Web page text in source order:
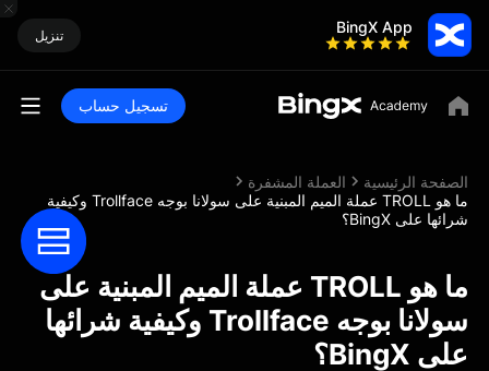
BingX App تنزيل
تسجيل حساب
الصفحة الرئيسية
العملة المشفرة
ما هو TROLL عملة الميم المبنية على سولانا بوجه Trollface وكيفية
شرائها على BingX؟
ما هو TROLL عملة الميم المبنية على
سولانا بوجه Trollface وكيفية شرائها
على BingX؟